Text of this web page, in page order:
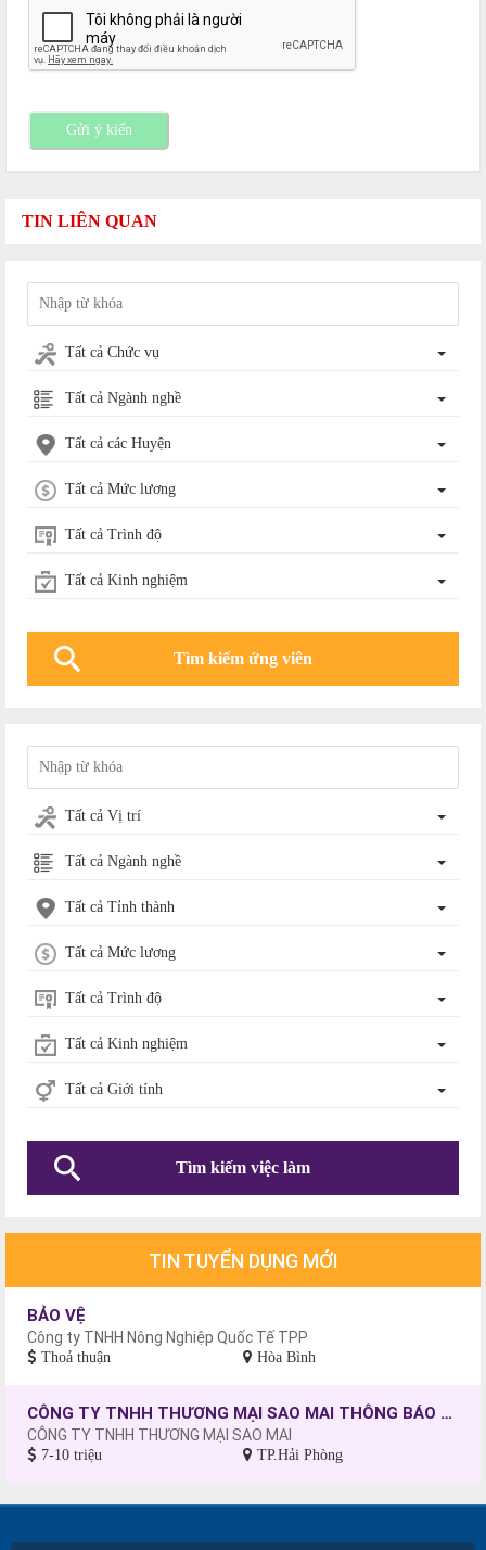
Gửi ý kiến
TIN LIÊN QUAN
Tất cả Chức vụ
Tất cả Ngành nghề
Tất cả các Huyện
Tất cả Mức lương
Tất cả Trình độ
Tất cả Kinh nghiệm
Tất cả Vị trí
Tất cả Ngành nghề
Tất cả Tỉnh thành
Tất cả Mức lương
Tất cả Trình độ
Tất cả Kinh nghiệm
Tất cả Giới tính
Tìm kiếm việc làm
TIN TUYỂN DỤNG MỚI
BẢO VỆ
Công ty TNHH Nông Nghiệp Quốc Tế TPP
Thoả thuận Hòa Bình
CÔNG TY TNHH THƯƠNG MẠI SAO MAI THÔNG BÁO TUYỂN DỤNG CÔNG NHÂN MAY, CHƯA CÓ TAY NGHỀ SẼ ĐƯỢC ĐÀO TẠO.
CÔNG TY TNHH THƯƠNG MẠI SAO MAI
7-10 triệu TP.Hải Phòng